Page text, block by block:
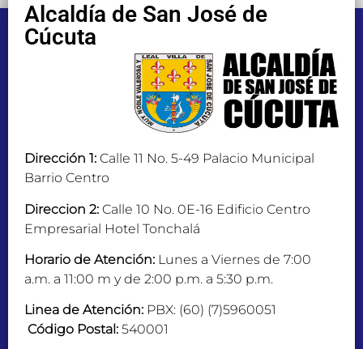
Alcaldía de San José de
Cúcuta
Dirección 1: Calle 11 No. 5-49 Palacio Municipal
Barrio Centro
Direccion 2: Calle 10 No. 0E-16 Edificio Centro
Empresarial Hotel Tonchalá
Horario de Atención: Lunes a Viernes de 7:00
a.m. a 11:00 m y de 2:00 p.m. a 5:30 p.m.
Linea de Atención: PBX: (60) (7)5960051
Código Postal: 540001